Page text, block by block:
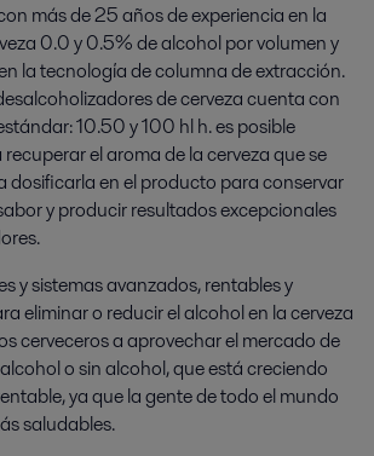
más de 25 años de experiencia en la
0.0 y 0.5% de alcohol por volumen y
la tecnología de columna de extracción.
de cerveza cuenta con
10.50 y 100 hl h. es posible
el aroma de la cerveza que se
dosificarla en el producto para conservar
y producir resultados excepcionales
y sistemas avanzados, rentables y
eliminar o reducir el alcohol en la cerveza
cerveceros a aprovechar el mercado de
o sin alcohol, que está creciendo
ya que la gente de todo el mundo
saludables.